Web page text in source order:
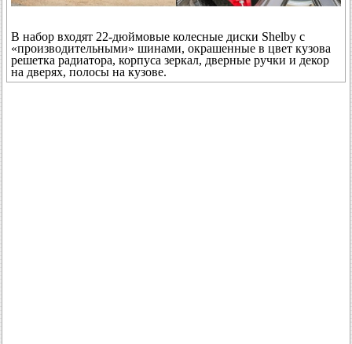
В набор входят 22-дюймовые колесные диски Shelby с
«производительными» шинами, окрашенные в цвет кузова
решетка радиатора, корпуса зеркал, дверные ручки и декор
на дверях, полосы на кузове.